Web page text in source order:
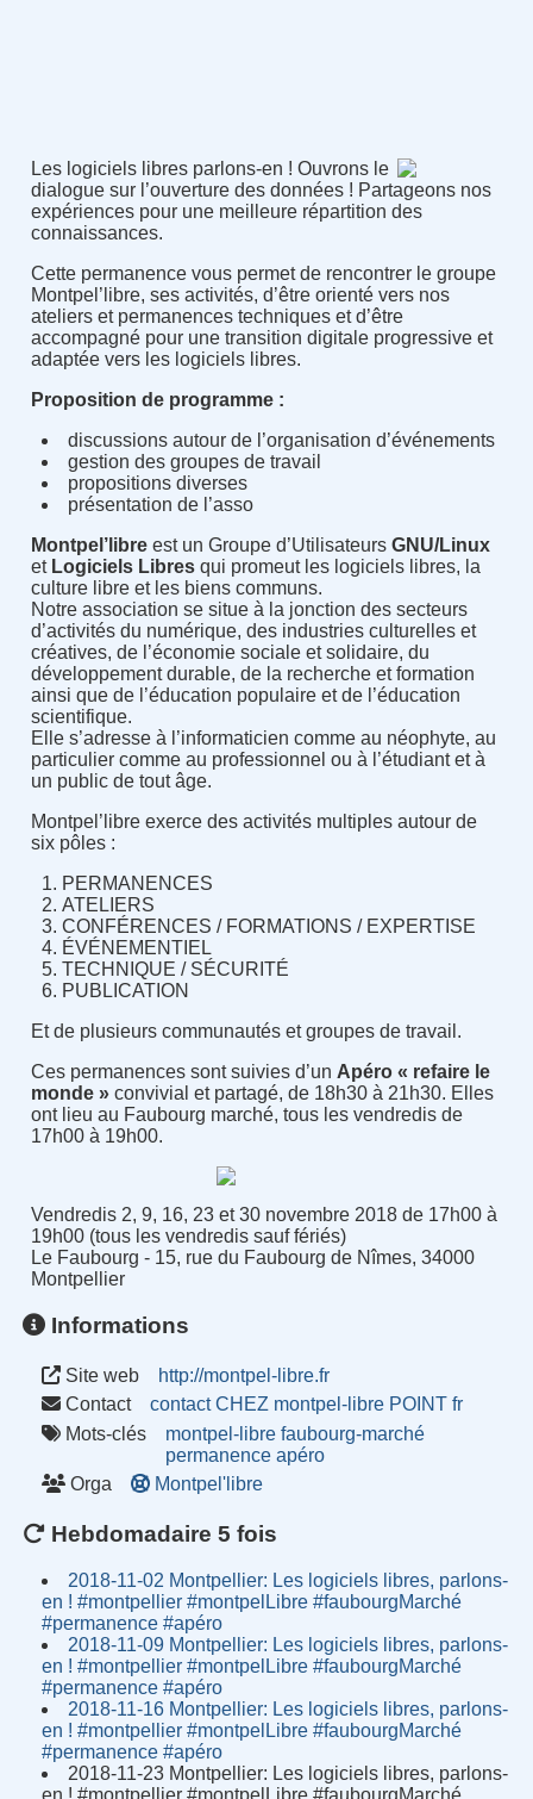
Les logiciels libres parlons-en ! Ouvrons le
dialogue sur l’ouverture des données ! Partageons nos
expériences pour une meilleure répartition des
connaissances.
Cette permanence vous permet de rencontrer le groupe
Montpel’libre, ses activités, d’être orienté vers nos
ateliers et permanences techniques et d’être
accompagné pour une transition digitale progressive et
adaptée vers les logiciels libres.
Proposition de programme :
discussions autour de l’organisation d’événements
gestion des groupes de travail
propositions diverses
présentation de l’asso
Montpel’libreest un Groupe d’Utilisateurs GNU/Linux
et Logiciels Libresqui promeut les logiciels libres, la
culture libre et les biens communs.
Notre association se situe à la jonction des secteurs
d’activités du numérique, des industries culturelles et
créatives, de l’économie sociale et solidaire, du
développement durable, de la recherche et formation
ainsi que de l’éducation populaire et de l’éducation
scientifique.
Elle s’adresse à l’informaticien comme au néophyte, au
particulier comme au professionnel ou à l’étudiant et à
un public de tout âge.
Montpel’libre exerce des activités multiples autour de
six pôles :
PERMANENCES
ATELIERS
CONFÉRENCES / FORMATIONS / EXPERTISE
ÉVÉNEMENTIEL
TECHNIQUE / SÉCURITÉ
PUBLICATION
Et de plusieurs communautés et groupes de travail.
Ces permanences sont suivies d’un Apéro « refaire le
monde »convivial et partagé, de 18h30 à 21h30. Elles
ont lieu au Faubourg marché, tous les vendredis de
17h00 à 19h00.
Vendredis 2, 9, 16, 23 et 30 novembre 2018 de 17h00 à
19h00 (tous les vendredis sauf fériés)
Le Faubourg - 15, rue du Faubourg de Nîmes, 34000
Montpellier
Informations
Site web
http://montpel-libre.fr
Contact
contact CHEZ montpel-libre POINT fr
Mots-clés
montpel-libre faubourg-marché
permanence apéro
Orga
Montpel'libre
Hebdomadaire 5 fois
2018-11-02 Montpellier: Les logiciels libres, parlons-
en ! #montpellier #montpelLibre #faubourgMarché
#permanence #apéro
2018-11-09 Montpellier: Les logiciels libres, parlons-
en ! #montpellier #montpelLibre #faubourgMarché
#permanence #apéro
2018-11-16 Montpellier: Les logiciels libres, parlons-
en ! #montpellier #montpelLibre #faubourgMarché
#permanence #apéro
2018-11-23 Montpellier: Les logiciels libres, parlons-
en ! #montpellier #montpelLibre #faubourgMarché